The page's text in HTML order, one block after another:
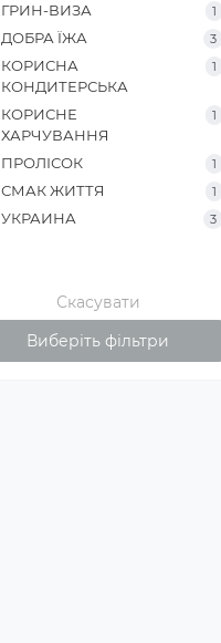
ГРИН-ВИЗА 1
ДОБРА ЇЖА 3
КОРИСНА
КОНДИТЕРСЬКА
1
КОРИСНЕ
ХАРЧУВАННЯ
1
ПРОЛІСОК 1
СМАК ЖИТТЯ 1
УКРАИНА 3
Скасувати
Виберіть фільтри